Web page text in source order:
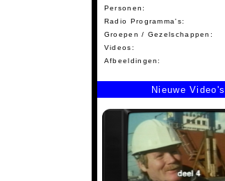
Personen:
Radio Programma's:
Groepen / Gezelschappen:
Videos:
Afbeeldingen:
Nieuwe Video's